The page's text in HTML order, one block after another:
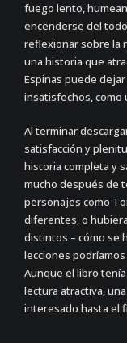
fuego lento,
encenderse del
reflexionar sobre la
una historia que
Espinas puede
insatisfechos, como
Al terminar
satisfacción y
historia completa y
mucho después de
personajes como
diferentes, o
distintos – cómo se
lecciones
Aunque el libro
lectura atractiva,
interesado hasta el